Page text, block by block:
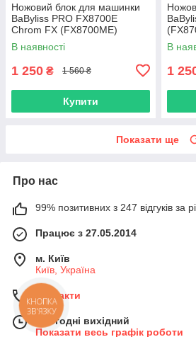
Ножовий блок для машинки
BaByliss PRO FX8700E
Chrom FX (FX8700ME)
В наявності
1 250 ₴ 1 560 ₴
Купити
В
1
Показати ще
Про нас
99% позитивних з 247 відгуків за
Працює з 27.05.2014
м. Київ
Київ, Україна
Контакти
Сьогодні вихідний
Показати весь графік роботи
КНОПКА
ЗВ'ЯЗКУ